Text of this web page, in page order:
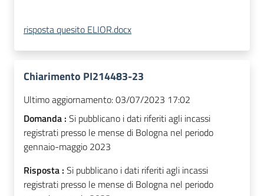
risposta quesito ELIOR.docx
Chiarimento PI214483-23
Ultimo aggiornamento:03/07/2023 17:02
Domanda : Si pubblicano i dati riferiti agli incassi
registrati presso le mense di Bologna nel periodo
gennaio-maggio 2023
Risposta : Si pubblicano i dati riferiti agli incassi
registrati presso le mense di Bologna nel periodo